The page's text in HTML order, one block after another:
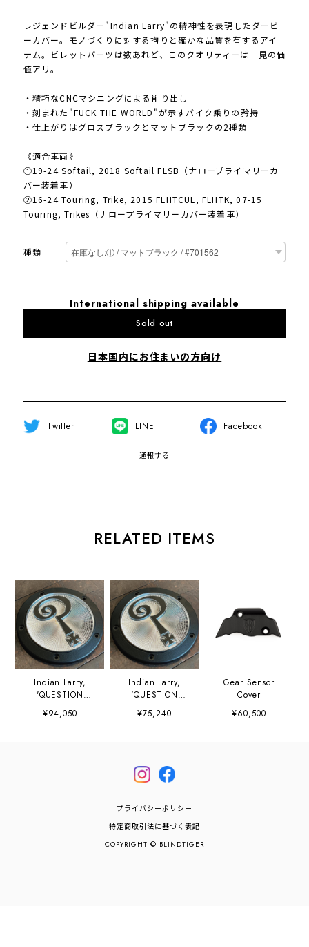
レジェンドビルダー"Indian Larry"の精神性を表現したダービ
ーカバー。モノづくりに対する拘りと確かな品質を有するアイ
テム。ビレットパーツは数あれど、このクオリティーは一見の価
値アリ。
・精巧なCNCマシニングによる削り出し
・刻まれた"FUCK THE WORLD"が示すバイク乗りの矜持
・仕上がりはグロスブラックとマットブラックの2種類
《適合車両》
①19-24 Softail, 2018 Softail FLSB（ナロープライマリーカ
バー装着車）
②16-24 Touring, Trike, 2015 FLHTCUL, FLHTK, 07-15
Touring, Trikes（ナロープライマリーカバー装着車）
種類
International shipping available
Sold out
日本国内にお住まいの方向け
Twitter LINE Facebook
通報する
RELATED ITEMS
Indian Larry,
'QUESTION
MARK' Derby
Cover / 19-24
¥94,050
Indian Larry,
'QUESTION
MARK' Derby
Cover / 99-17
¥75,240
Gear Sensor
Cover
¥60,500
プライバシーポリシー
特定商取引法に基づく表記
COPYRIGHT © BLINDTIGER